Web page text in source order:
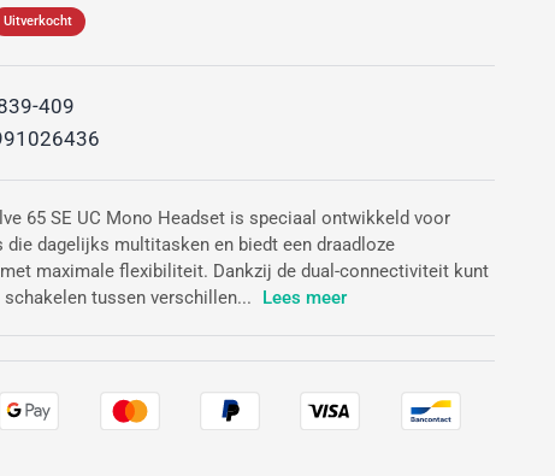
Uitverkocht
409
65 SE UC Mono Headset is speciaal ontwikkeld voor
die dagelijks multitasken en biedt een draadloze
maximale flexibiliteit. Dankzij de dual-connectiviteit kunt
tussen verschillen...
Lees meer